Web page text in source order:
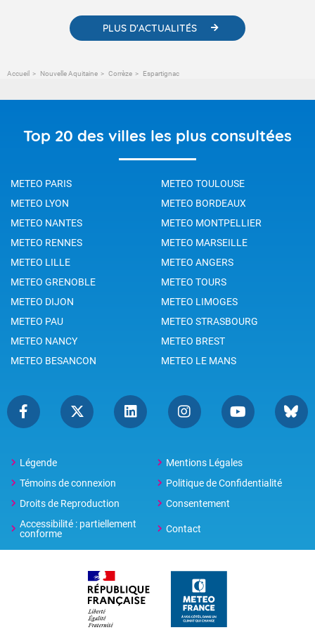
PLUS D'ACTUALITÉS
Accueil Nouvelle Aquitaine Corrèze Espartignac
Top 20 des villes les plus consultées
METEO PARIS
METEO TOULOUSE
METEO LYON
METEO BORDEAUX
METEO NANTES
METEO MONTPELLIER
METEO RENNES
METEO MARSEILLE
METEO LILLE
METEO ANGERS
METEO GRENOBLE
METEO TOURS
METEO DIJON
METEO LIMOGES
METEO PAU
METEO STRASBOURG
METEO NANCY
METEO BREST
METEO BESANCON
METEO LE MANS
Légende
Mentions Légales
Témoins de connexion
Politique de Confidentialité
Droits de Reproduction
Consentement
Accessibilité : partiellement
conforme
Contact